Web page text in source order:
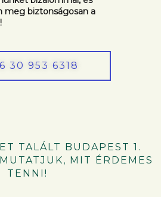
meg biztonságosan a
30 953 6318
TALÁLT BUDAPEST 1.
MIT ÉRDEMES
TENNI!